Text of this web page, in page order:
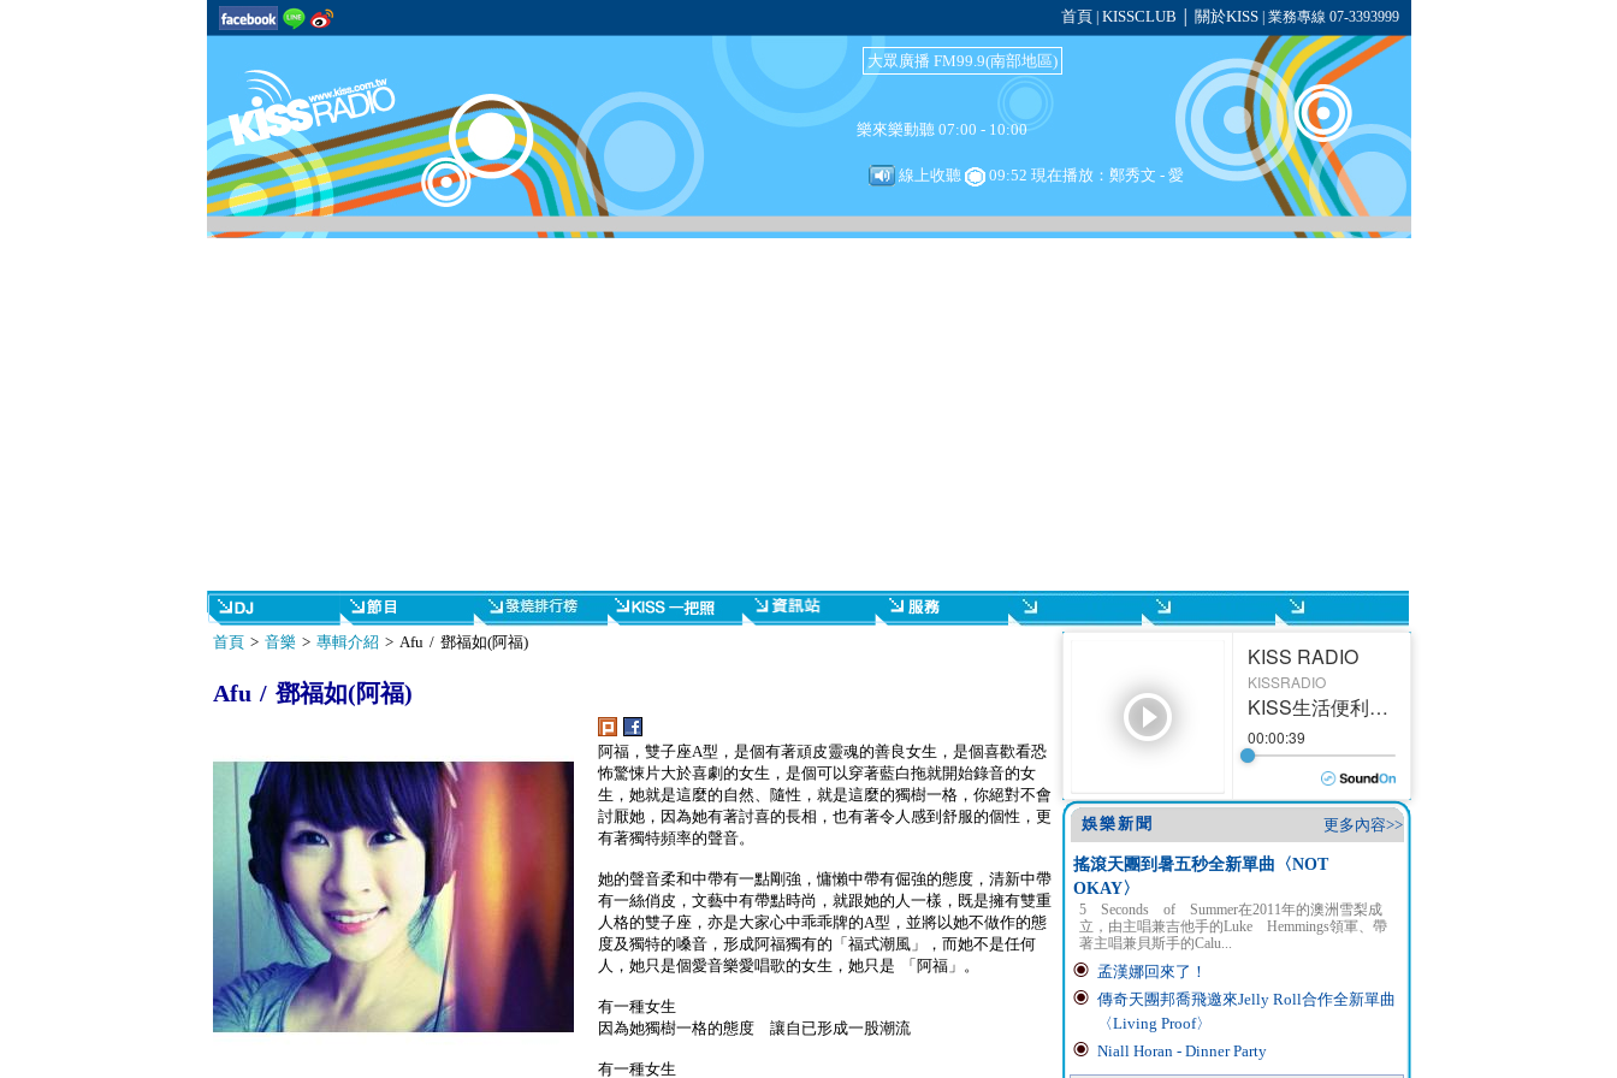
首頁 KISSCLUB 關於KISS| 業務專線 07-3393999
大眾廣播 FM99.9(南部地區)
樂來樂動聽 07:00 - 10:00
線上收聽 09:52 現在播放： 鄭秀文 - 愛
首頁> 音樂> 專輯介紹 > Afu / 鄧福如(阿福)
Afu / 鄧福如(阿福)
阿福，雙子座A型，是個有著頑皮靈魂的善良女生，是個喜歡看恐
怖驚悚片大於喜劇的女生，是個可以穿著藍白拖就開始錄音的女
生，她就是這麼的自然、隨性，就是這麼的獨樹一格，你絕對不會
討厭她，因為她有著討喜的長相，也有著令人感到舒服的個性，更
有著獨特頻率的聲音。
她的聲音柔和中帶有一點剛強，慵懶中帶有倔強的態度，清新中帶
有一絲俏皮，文藝中有帶點時尚，就跟她的人一樣，既是擁有雙重
人格的雙子座，亦是大家心中乖乖牌的A型，並將以她不做作的態
度及獨特的嗓音，形成阿福獨有的「福式潮風」，而她不是任何
人，她只是個愛音樂愛唱歌的女生，她只是 「阿福」。
有一種女生
因為她獨樹一格的態度 讓自已形成一股潮流
有一種女生
更多內容>>
娛樂新聞
搖滾天團到暑五秒全新單曲〈NOT
OKAY〉
5 Seconds of Summer在2011年的澳洲雪梨成
立，由主唱兼吉他手的Luke Hemmings領軍、帶
著主唱兼貝斯手的Calu...
孟漢娜回來了！
傳奇天團邦喬飛邀來Jelly Roll合作全新單曲
〈Living Proof〉
Niall Horan - Dinner Party